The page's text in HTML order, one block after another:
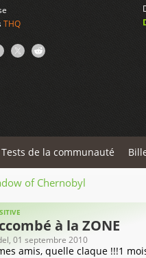
THQ
Tests de la communauté
of Chernobyl
à la ZONE
, 01 septembre 2010
amis, quelle claque !!!1